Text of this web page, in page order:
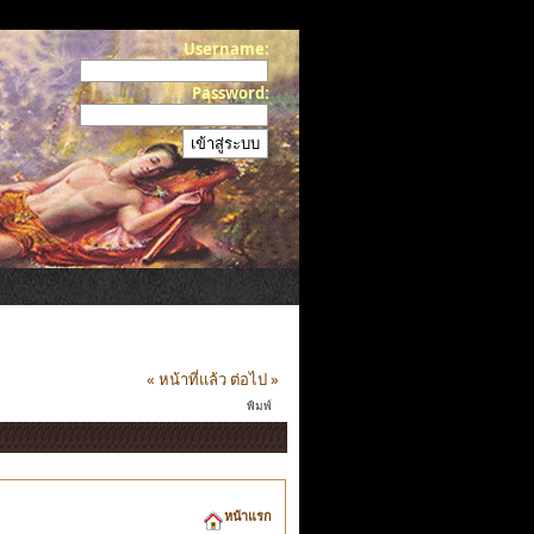
Username:
Password:
« หน้าที่แล้ว ต่อไป »
พิมพ์
หน้าแรก